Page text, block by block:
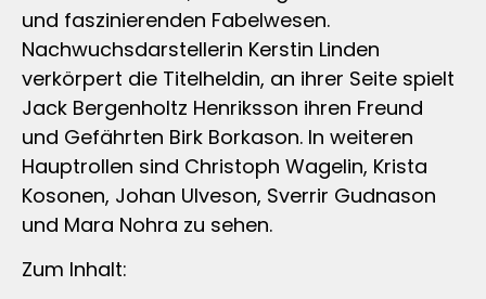
und faszinierenden Fabelwesen.
Nachwuchsdarstellerin Kerstin Linden
verkörpert die Titelheldin, an ihrer Seite spielt
Jack Bergenholtz Henriksson ihren Freund
und Gefährten Birk Borkason. In weiteren
Hauptrollen sind Christoph Wagelin, Krista
Kosonen, Johan Ulveson, Sverrir Gudnason
und Mara Nohra zu sehen.
Zum Inhalt: